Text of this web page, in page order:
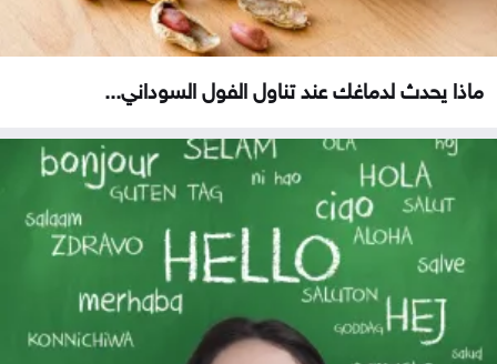
ماذا يحدث لدماغك عند تناول الفول السوداني...